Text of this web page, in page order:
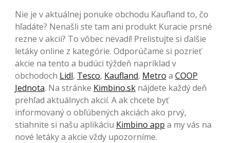
Nie je v aktuálnej ponuke obchodu Kaufland to, čo
hľadáte? Nenašli ste tam ani produkt Kuracie prsné
rezne v akcii? To vôbec nevadí! Prelistujte si ďalšie
letáky online z kategórie. Odporúčame si pozrieť
akcie na tento a budúci týždeň napríklad v
obchodoch Lidl, Tesco, Kaufland, Metro a COOP
Jednota. Na stránke Kimbino.sk nájdete každý deň
prehľad aktuálnych akcií. A ak chcete byť
informovaný o obľúbených akciách ako prvý,
stiahnite si našu aplikáciu Kimbino app a my vás na
nové letáky a akcie vždy upozorníme.